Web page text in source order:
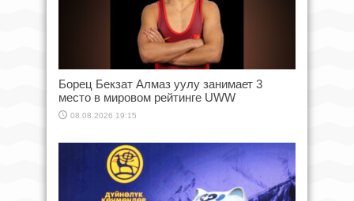
Борец Бекзат Алмаз уулу занимает 3
место в мировом рейтинге UWW
08.08.2026 19:15